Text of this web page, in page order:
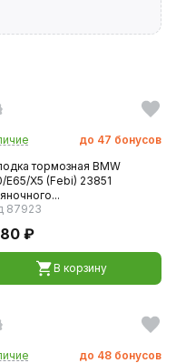
до 47 бонусов
тормозная BMW
E65/X5 (Febi) 23851
87923
₽
В корзину
до 48 бонусов